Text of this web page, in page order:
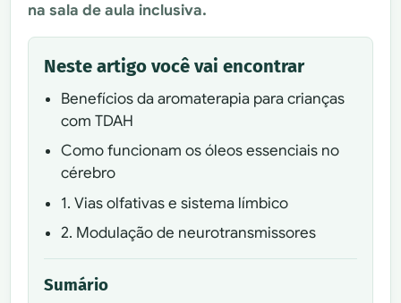
na sala de aula inclusiva.
Neste artigo você vai encontrar
Benefícios da aromaterapia para crianças
com TDAH
Como funcionam os óleos essenciais no
cérebro
1. Vias olfativas e sistema límbico
2. Modulação de neurotransmissores
Sumário